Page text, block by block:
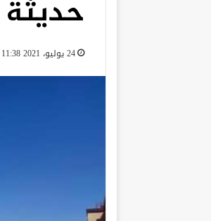
حديثة
24 يوليو، 2021 11:38 صباحًا